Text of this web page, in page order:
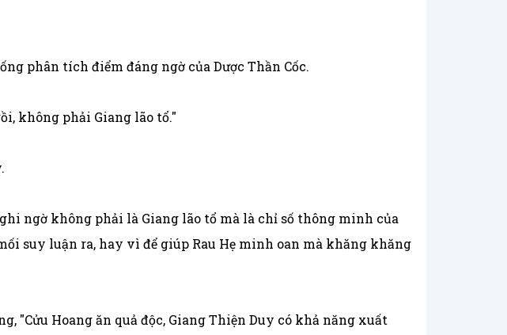
phân tích điểm đáng ngờ của Dược Thần Cốc.
không phải Giang lão tổ."
ngờ không phải là Giang lão tổ mà là chỉ số thông minh của
suy luận ra, hay vì để giúp Rau Hẹ minh oan mà khăng khăng
"Cửu Hoang ăn quả độc, Giang Thiện Duy có khả năng xuất